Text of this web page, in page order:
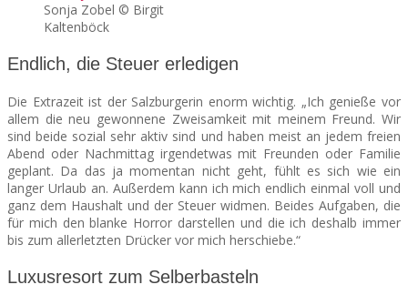
Sonja Zobel © Birgit
Kaltenböck
Endlich, die Steuer erledigen
Die Extrazeit ist der Salzburgerin enorm wichtig. „Ich genieße vor
allem die neu gewonnene Zweisamkeit mit meinem Freund. Wir
sind beide sozial sehr aktiv sind und haben meist an jedem freien
Abend oder Nachmittag irgendetwas mit Freunden oder Familie
geplant. Da das ja momentan nicht geht, fühlt es sich wie ein
langer Urlaub an. Außerdem kann ich mich endlich einmal voll und
ganz dem Haushalt und der Steuer widmen. Beides Aufgaben, die
für mich den blanke Horror darstellen und die ich deshalb immer
bis zum allerletzten Drücker vor mich herschiebe.“
Luxusresort zum Selberbasteln